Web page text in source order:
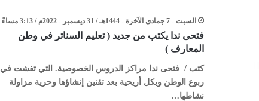
السبت - 7 جمادى الآخرة - 1444هـ / 31 ديسمبر - 2022م / 3:13 مساءً
فتحى ندا يكتب من جديد ( تعليم السناتر في وطن
المعارف )
كتب / فتحى ندا مراكز الدروس الخصوصية. التي تفشت في
ربوع الوطن وبكل أريحية بعد تقنين إنشاؤها وحرية مزاولة
نشاطها…